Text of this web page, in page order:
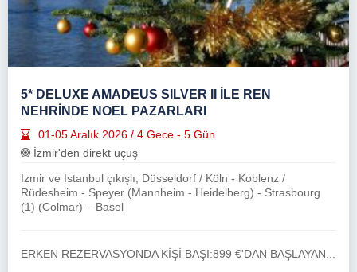
5* DELUXE AMADEUS SILVER II İLE REN
NEHRİNDE NOEL PAZARLARI
01-05 Aralık 2026 / 4 Gece - 5 Gün
İzmir'den direkt uçuş
İzmir ve İstanbul çıkışlı; Düsseldorf / Köln - Koblenz /
Rüdesheim - Speyer (Mannheim - Heidelberg) - Strasbourg
(1) (Colmar) – Basel
ERKEN REZERVASYONDA KİŞİ BAŞI:899 €'DAN BAŞLAYAN...